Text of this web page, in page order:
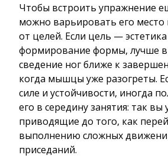
Чтобы встроить упражнение
можно варьировать его место
от целей. Если цель —
формирование формы, лучше
сведение ног ближе к
когда мышцы уже разогреты.
силе и устойчивости, иногда
его в середину занятия: так вы
приводящие до того, как
выполнению сложных
приседаний.